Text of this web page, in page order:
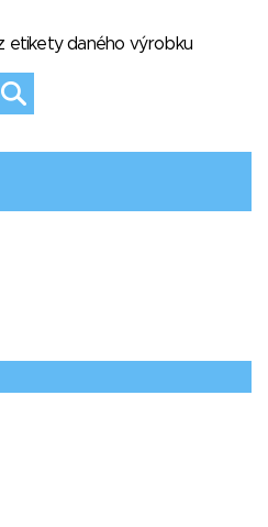
etikety daného výrobku